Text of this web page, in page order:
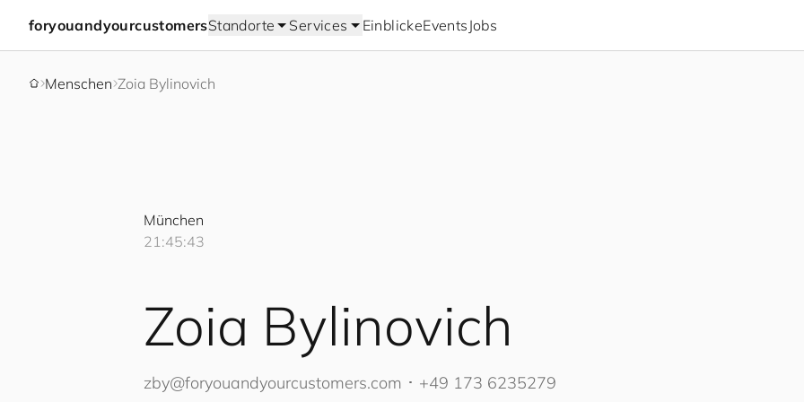
foryouandyourcustomersStandorte Services EinblickeEvents Jobs
Menschen Zoia Bylinovich
München
21:45:43
Zoia Bylinovich
zby@foryouandyourcustomers.com ･ +49 173 6235279